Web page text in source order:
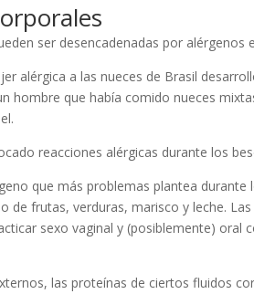
ser desencadenadas por
alérgica a las nueces de Brasil
hombre que había comido nueces
reacciones alérgicas durante los
que más problemas plantea durante
de frutas, verduras, marisco y leche.
sexo vaginal y (posiblemente) oral
las proteínas de ciertos fluidos